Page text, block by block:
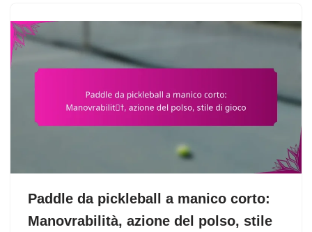
Paddle da pickleball a manico corto:
Manovrabilità, azione del polso, stile